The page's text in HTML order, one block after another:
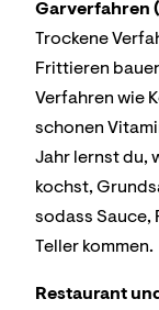
Garverfahren
Trockene
Frittieren
Verfahren wie
schonen
Jahr lernst du,
kochst,
sodass Sauce,
Teller kommen.
Restaurant